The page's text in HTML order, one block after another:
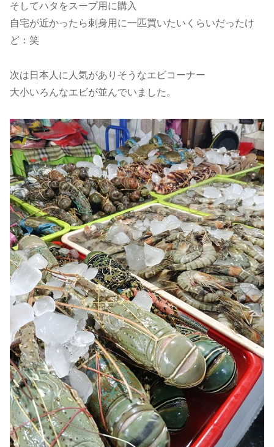
そしてハタをスープ用に購入
自宅が近かったら刺身用に一匹買いたいくらいだったけ
ど：笑
次は日本人に人気がありそうなエビコーナー
大小いろんなエビが並んでいました。